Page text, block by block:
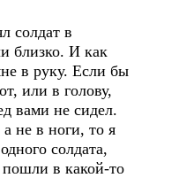
солдат в
близко. И как
в руку. Если бы
или в голову,
вами не сидел.
не в ноги, то я
солдата,
в какой-то